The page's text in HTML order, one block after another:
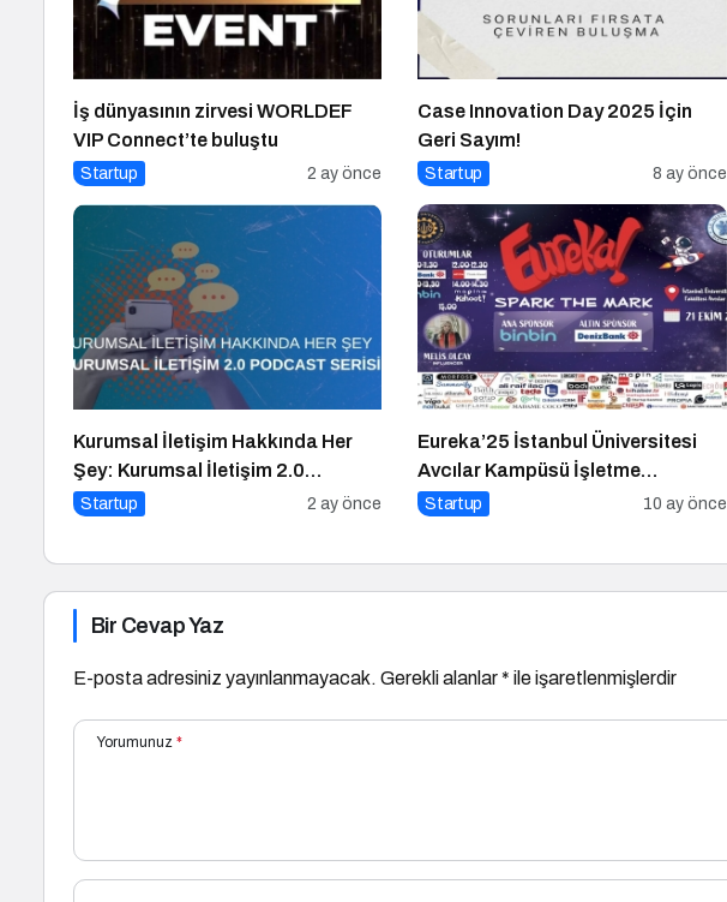
İş dünyasının zirvesi WORLDEF
VIP Connect’te buluştu
Startup 2 ay önce
Case Innovation Day 2025 İçin
Geri Sayım!
Startup 8 ay önce
Kurumsal İletişim Hakkında Her
Şey: Kurumsal İletişim 2.0
Podcast Serisi
Startup 2 ay önce
Eureka’25 İstanbul Üniversitesi
Avcılar Kampüsü İşletme
Fakültesinde
Startup 10 ay önce
Bir Cevap Yaz
E-posta adresiniz yayınlanmayacak. Gerekli alanlar* ile işaretlenmişlerdir
Yorumunuz *